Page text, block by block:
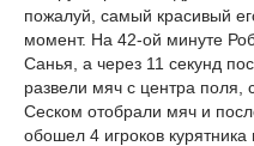
пожалуй, самый красивый
момент. На 42-ой минуте
Санья, а через 11 секунд
развели мяч с центра поля,
Сеском отобрали мяч и
обошел 4 игроков